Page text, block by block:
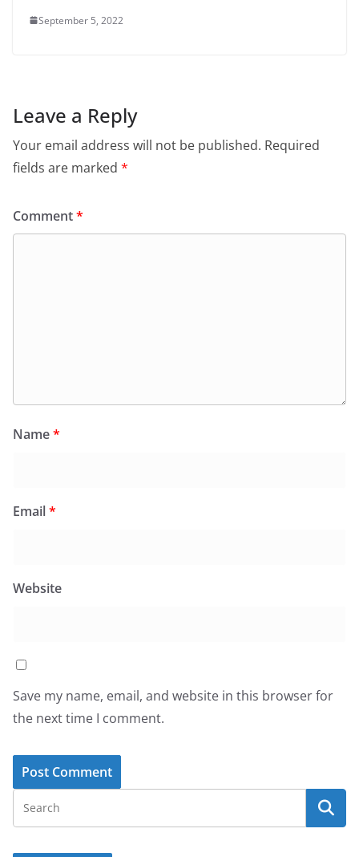
September 5, 2022
Leave a Reply
Your email address will not be published. Required
fields are marked *
Comment*
Name*
Email*
Website
Save my name, email, and website in this browser for
the next time I comment.